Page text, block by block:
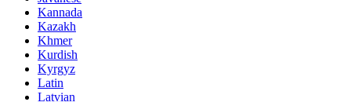
Kannada
Kazakh
Khmer
Kurdish
Kyrgyz
Latin
Latvian